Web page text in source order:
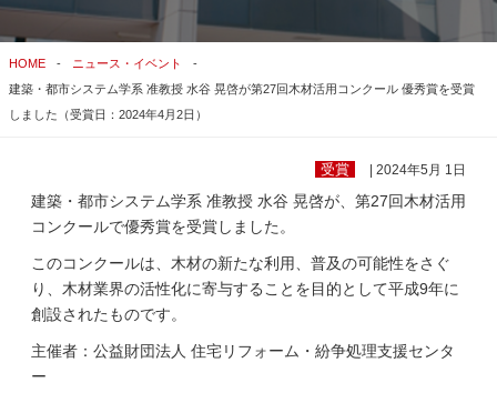
HOME
ニュース・イベント
建築・都市システム学系 准教授 水谷 晃啓が第27回木材活用コンクール 優秀賞を受賞
しました（受賞日：2024年4月2日）
受賞 | 2024年5月 1日
建築・都市システム学系 准教授 水谷 晃啓が、第27回木材活用
コンクールで優秀賞を受賞しました。
このコンクールは、木材の新たな利用、普及の可能性をさぐ
り、木材業界の活性化に寄与することを目的として平成9年に
創設されたものです。
主催者：公益財団法人 住宅リフォーム・紛争処理支援センタ
ー